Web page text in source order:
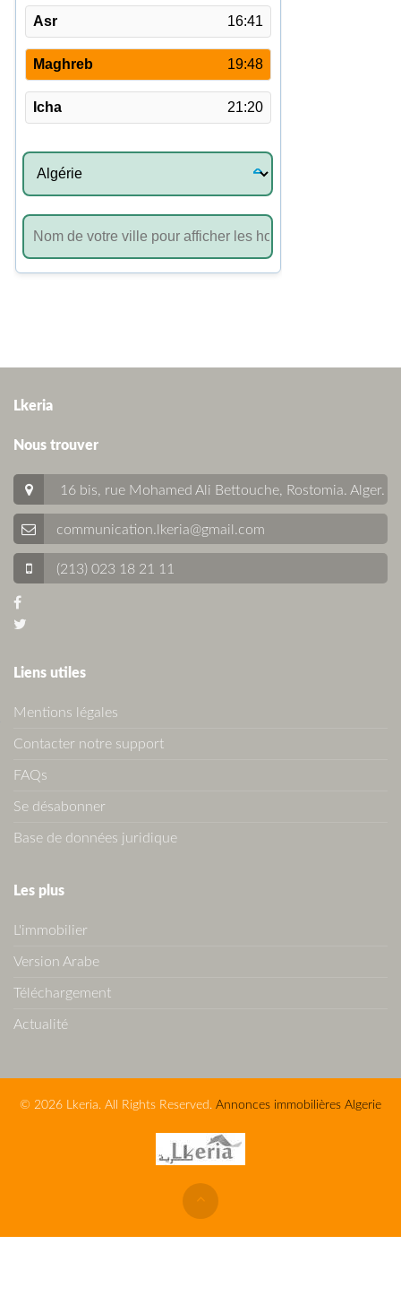
Lkeria
Nous trouver
16 bis, rue Mohamed Ali Bettouche, Rostomia. Alger.
communication.lkeria@gmail.com
(213) 023 18 21 11
Liens utiles
Mentions légales
Contacter notre support
FAQs
Se désabonner
Base de données juridique
Les plus
L'immobilier
Version Arabe
Téléchargement
Actualité
© 2026 Lkeria. All Rights Reserved. Annonces immobilières Algerie